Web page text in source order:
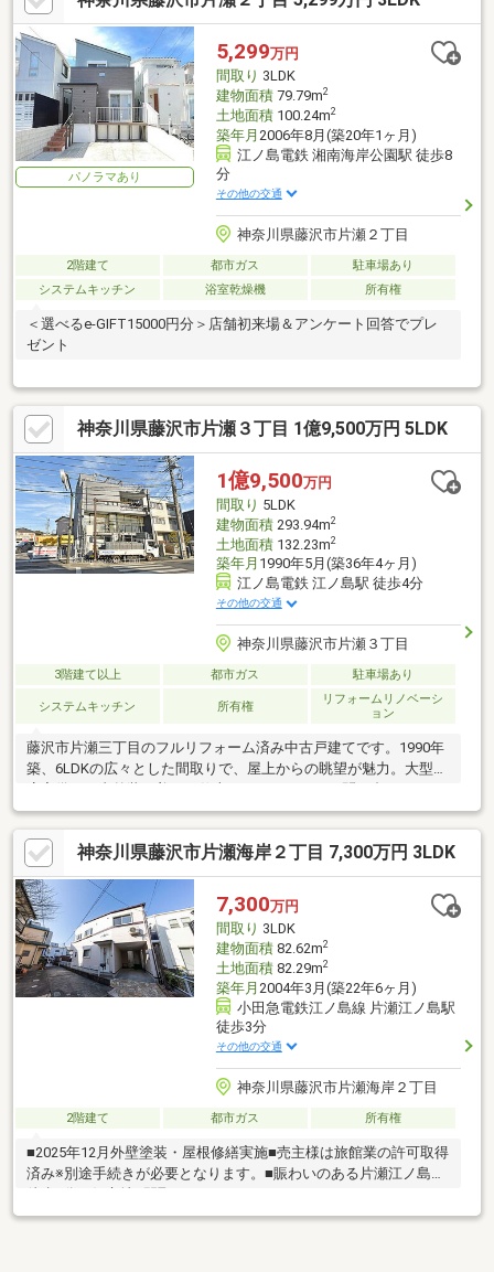
パノラマあり
5,299万円
間取り 3LDK
建物面積79.79m2
土地面積100.24m2
築年月 2006年8月(築20年1ヶ月)
江ノ島電鉄 湘南海岸公園駅 徒歩8
分
その他の交通
神奈川県藤沢市片瀬２丁目
2階建て 都市ガス
駐車場あり
システムキッチン
浴室乾燥機 所有権
＜選べるe-GIFT15000円分＞店舗初来場＆アンケート回答でプレ
ゼント
神奈川県藤沢市片瀬３丁目 1億9,500万円 5LDK
1億9,500万円
間取り 5LDK
建物面積293.94m2
土地面積132.23m2
築年月 1990年5月(築36年4ヶ月)
江ノ島電鉄 江ノ島駅 徒歩4分
その他の交通
神奈川県藤沢市片瀬３丁目
3階建て以上 都市ガス 駐車場あり
システムキッチン 所有権
リフォームリノベーシ
ョン
藤沢市片瀬三丁目のフルリフォーム済み中古戸建てです。1990年
築、6LDKの広々とした間取りで、屋上からの眺望が魅力。大型車
待ちしております。
神奈川県藤沢市片瀬海岸２丁目 7,300万円 3LDK
7,300万円
間取り 3LDK
建物面積82.62m2
土地面積82.29m2
築年月 2004年3月(築22年6ヶ月)
小田急電鉄江ノ島線 片瀬江ノ島駅
徒歩3分
その他の交通
神奈川県藤沢市片瀬海岸２丁目
2階建て 都市ガス 所有権
■2025年12月外壁塗装・屋根修繕実施■売主様は旅館業の許可取得
済み※別途手続きが必要となります。■賑わいのある片瀬江ノ島駅
徒歩3分の好立地■間取り：3LDK